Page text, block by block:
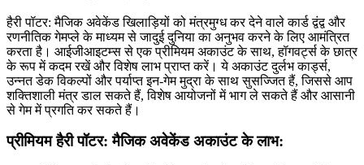
हैरी पॉटर: मैजिक अवेकेंड खिलाड़ियों को मंत्रमुग्ध कर देने वाले कार्ड द्वंद्व और
रणनीतिक गेमप्ले के माध्यम से जादुई दुनिया का अनुभव करने के लिए आमंत्रित
करता है। आईजीआइटम्स से एक प्रीमियम अकाउंट के साथ, हॉगवर्ट्स के छात्र
के रूप में कदम रखें और विशेष लाभ प्राप्त करें। ये अकाउंट दुर्लभ कार्ड्स,
उन्नत डेक विकल्पों और पर्याप्त इन-गेम मुद्रा के साथ सुसज्जित हैं, जिससे आप
शक्तिशाली मंत्र डाल सकते हैं, विशेष आयोजनों में भाग ले सकते हैं और आसानी
से गेम में प्रगति कर सकते हैं।
प्रीमियम हैरी पॉटर: मैजिक अवेकेंड अकाउंट के लाभ: